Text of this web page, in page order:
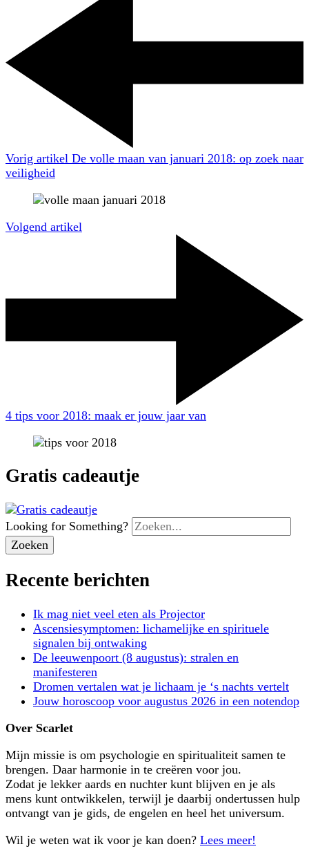
Vorig artikel De volle maan van januari 2018: op zoek naar
veiligheid
Volgend artikel
4 tips voor 2018: maak er jouw jaar van
Gratis cadeautje
Looking for Something?
Recente berichten
Ik mag niet veel eten als Projector
Ascensiesymptomen: lichamelijke en spirituele
signalen bij ontwaking
De leeuwenpoort (8 augustus): stralen en
manifesteren
Dromen vertalen wat je lichaam je ‘s nachts vertelt
Jouw horoscoop voor augustus 2026 in een notendop
Over Scarlet
Mijn missie is om psychologie en spiritualiteit samen te
brengen. Daar harmonie in te creëren voor jou.
Zodat je lekker aards en nuchter kunt blijven en je als
mens kunt ontwikkelen, terwijl je daarbij ondertussen hulp
ontvangt van je gids, de engelen en heel het universum.
Wil je weten wat ik voor je kan doen? Lees meer!